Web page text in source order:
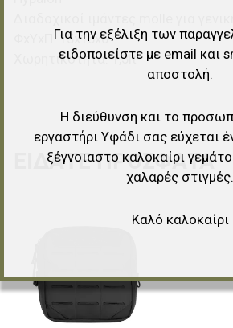
ΦxΥxΠ 15x15x6
Χωρητικότητα: 1,3lt
ΕΊΔΑΤΕ ΠΡΌΣΦΑΤΑ
Προσθήκη
Γρήγορη
Για την εξέλιξη των
ειδοποιείστε με email και
αποστολή.
Η διεύθυνση και το
εργαστήρι Υφάδι σας εύχεται
ξέγνοιαστο καλοκαίρι
χαλαρές στιγμές.
Καλό καλοκαίρι